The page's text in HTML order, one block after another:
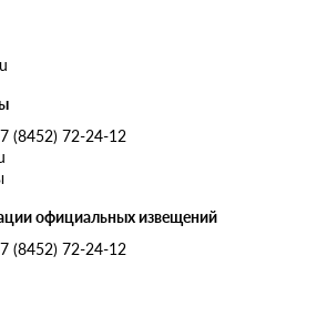
(8452) 72-24-12
официальных извещений
(8452) 72-24-12